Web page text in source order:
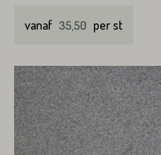
vanaf 35,50 per st